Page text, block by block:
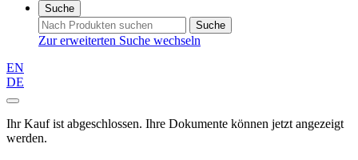
Suche
Suche
Zur erweiterten Suche wechseln
EN
DE
Ihr Kauf ist abgeschlossen. Ihre Dokumente können jetzt angezeigt
werden.